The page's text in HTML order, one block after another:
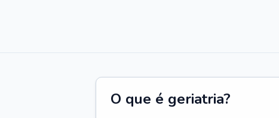
O que é geriatria?